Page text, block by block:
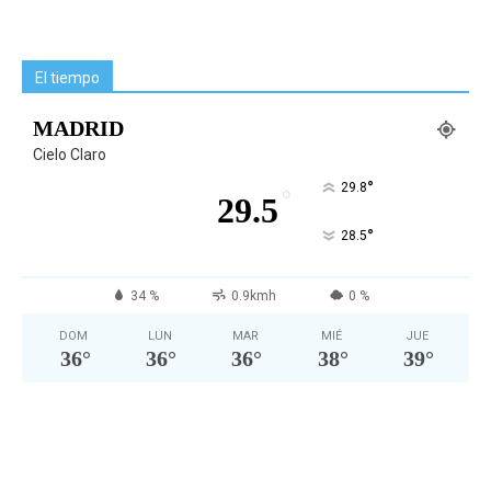
El tiempo
MADRID
Cielo Claro
29.5 ° 29.8°
28.5°
34 % 0.9kmh 0 %
DOM
36°
LUN
36°
MAR
36°
MIÉ
38°
JUE
39°